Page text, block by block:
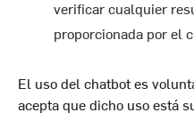
verificar cualquier
proporcionada por el
El uso del chatbot es
acepta que dicho uso está